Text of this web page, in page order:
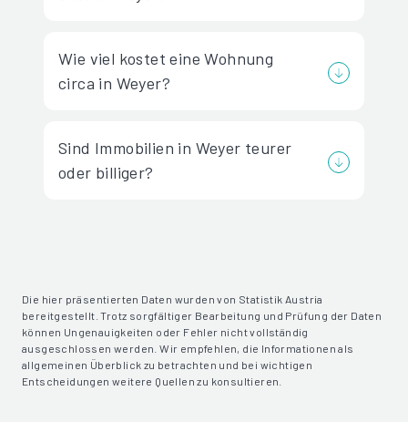
Wie viel kostet eine Wohnung
circa in Weyer?
Sind Immobilien in Weyer teurer
oder billiger?
Die hier präsentierten Daten wurden von Statistik Austria
bereitgestellt. Trotz sorgfältiger Bearbeitung und Prüfung der Daten
können Ungenauigkeiten oder Fehler nicht vollständig
ausgeschlossen werden. Wir empfehlen, die Informationen als
allgemeinen Überblick zu betrachten und bei wichtigen
Entscheidungen weitere Quellen zu konsultieren.